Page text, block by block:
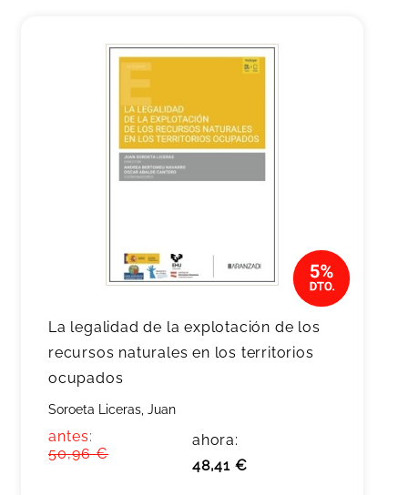
La legalidad de la explotación de los
recursos naturales en los territorios
ocupados
Soroeta Liceras, Juan
antes:
50,96 €
ahora:
48,41 €